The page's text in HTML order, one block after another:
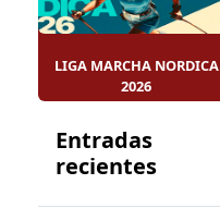
LIGA MARCHA NORDICA
2026
Entradas
recientes